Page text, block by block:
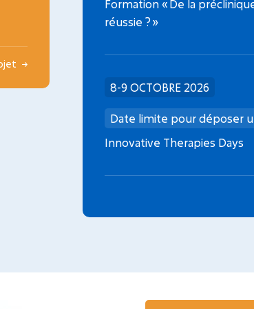
Formation « De la
réussie ? »
8-9 OCTOBRE 2026
Date limite pour déposer
Innovative Therapies Days